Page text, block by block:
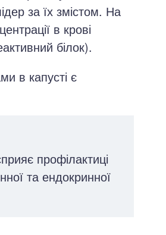
за їх змістом. На
в крові
білок).
в капусті є
профілактиці
та ендокринної